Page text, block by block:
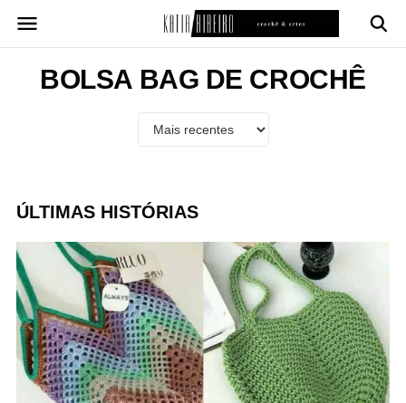
para
conteúdoBOLSA BAG DE CROCHÊ
ÚLTIMAS HISTÓRIAS